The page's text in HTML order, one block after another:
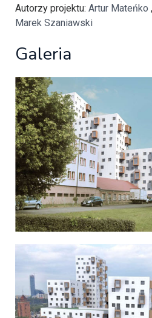
Autorzy projektu: Artur Mateńko ,
Marek Szaniawski
Galeria